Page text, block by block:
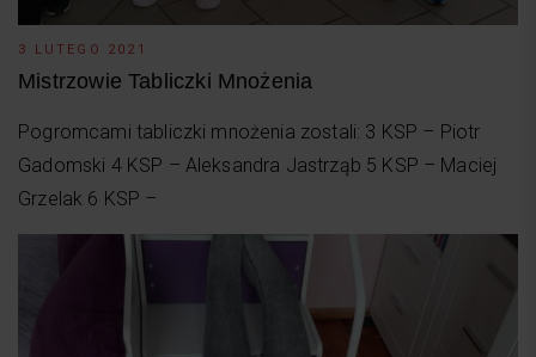
3 LUTEGO 2021
Mistrzowie Tabliczki Mnożenia
Pogromcami tabliczki mnożenia zostali: 3 KSP – Piotr
Gadomski 4 KSP – Aleksandra Jastrząb 5 KSP – Maciej
Grzelak 6 KSP –